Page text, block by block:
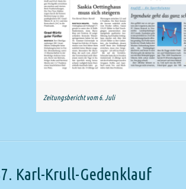
Zeitungsbericht vom 6. Juli
Karl-Krull-Gedenklauf